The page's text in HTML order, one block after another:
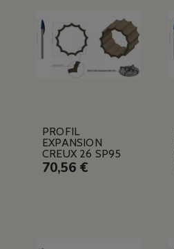
PROFIL
EXPANSION
CREUX 26 SP95
70,56 €